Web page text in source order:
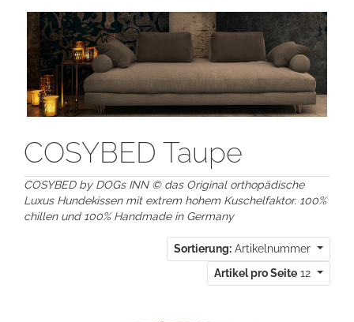
COSYBED Taupe
COSYBED by DOGs INN © das Original orthopädische
Luxus Hundekissen mit extrem hohem Kuschelfaktor. 100%
chillen und 100% Handmade in Germany
Sortierung: Artikelnummer
Artikel pro Seite 12